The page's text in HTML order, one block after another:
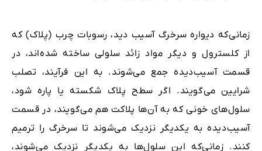
زمانی‌که دیواره سرخرگ آسیب دید، رسوبات چرب (پلاک) که
از کلسترول و دیگر مواد زائد سلولی ساخته شده‌اند، در
قسمت آسیب‌دیده جمع می‌شوند. به این فرآیند، تصلب
شرایین می‌گویند. اگر سطح پلاک شکسته یا پاره شود،
سلول‌های خونی که به آن‌ها پلاکت هم می‌گویند، در قسمت
آسیب‌دیده به یکدیگر نزدیک می‌شوند تا سرخرگ را ترمیم
کنند. زمانی‌که این سلول‌ها به یکدیگر نزدیک می‌شوند،